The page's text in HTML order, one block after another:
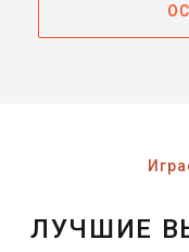
ЛУЧШИЕ